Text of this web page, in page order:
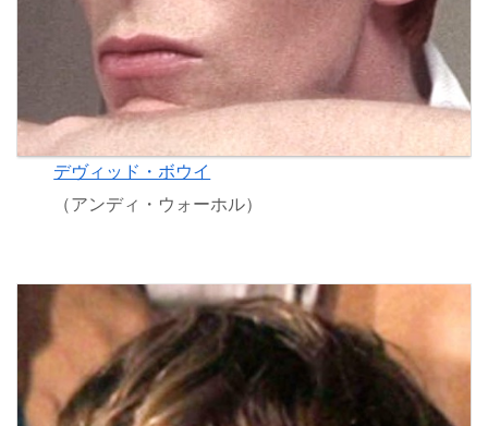
デヴィッド・ボウイ
（アンディ・ウォーホル）